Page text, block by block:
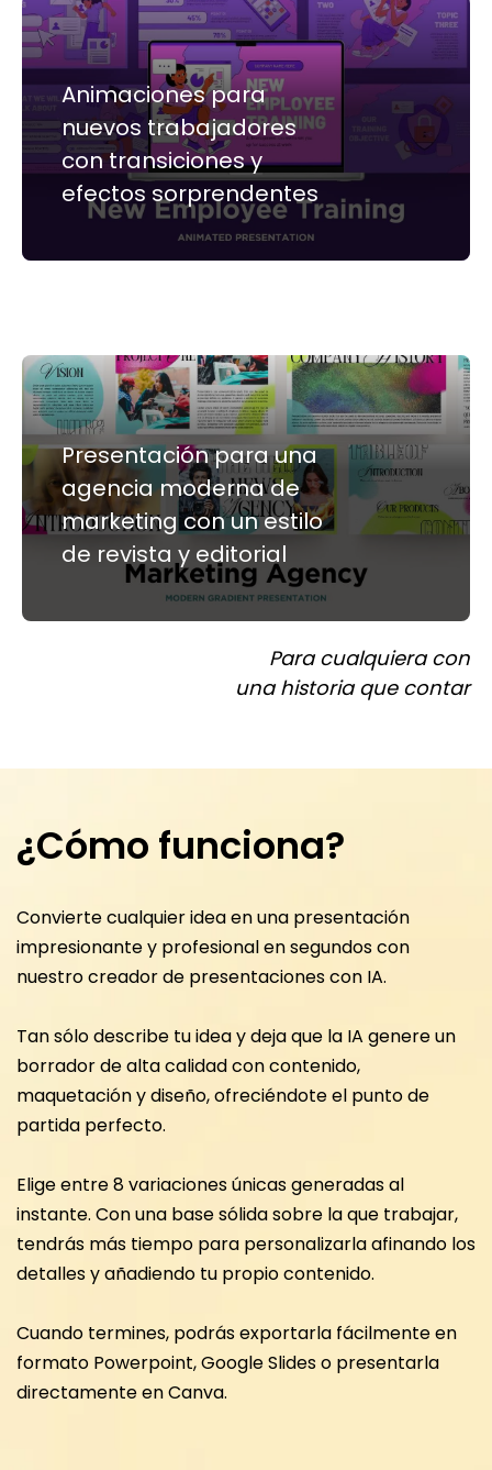
Animaciones para
nuevos trabajadores
con transiciones y
efectos sorprendentes
Presentación para una
agencia moderna de
marketing con un estilo
de revista y editorial
Para cualquiera con
una historia que contar
¿Cómo funciona?
Convierte cualquier idea en una presentación
impresionante y profesional en segundos con
nuestro creador de presentaciones con IA.
Tan sólo describe tu idea y deja que la IA genere un
borrador de alta calidad con contenido,
maquetación y diseño, ofreciéndote el punto de
partida perfecto.
Elige entre 8 variaciones únicas generadas al
instante. Con una base sólida sobre la que trabajar,
tendrás más tiempo para personalizarla afinando los
detalles y añadiendo tu propio contenido.
Cuando termines, podrás exportarla fácilmente en
formato Powerpoint, Google Slides o presentarla
directamente en Canva.